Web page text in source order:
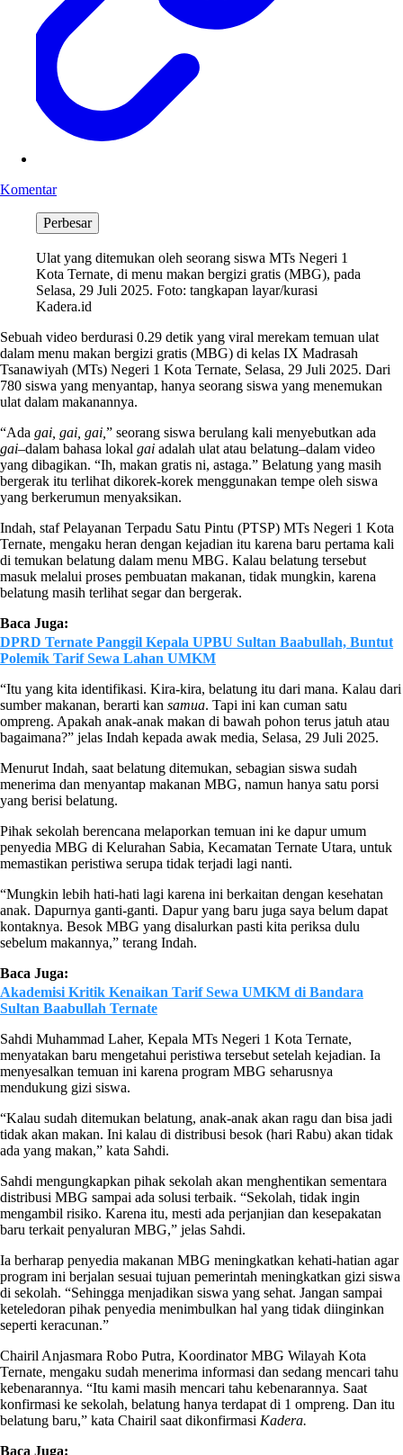
Komentar
Perbesar
Ulat yang ditemukan oleh seorang siswa MTs Negeri 1
Kota Ternate, di menu makan bergizi gratis (MBG), pada
Selasa, 29 Juli 2025. Foto: tangkapan layar/kurasi
Kadera.id
Sebuah video berdurasi 0.29 detik yang viral merekam temuan ulat
dalam menu makan bergizi gratis (MBG) di kelas IX Madrasah
Tsanawiyah (MTs) Negeri 1 Kota Ternate, Selasa, 29 Juli 2025. Dari
780 siswa yang menyantap, hanya seorang siswa yang menemukan
ulat dalam makanannya.
“Ada gai, gai, gai, ” seorang siswa berulang kali menyebutkan ada
gai–dalam bahasa lokal gai adalah ulat atau belatung–dalam video
yang dibagikan. “Ih, makan gratis ni, astaga.” Belatung yang masih
bergerak itu terlihat dikorek-korek menggunakan tempe oleh siswa
yang berkerumun menyaksikan.
Indah, staf Pelayanan Terpadu Satu Pintu (PTSP) MTs Negeri 1 Kota
Ternate, mengaku heran dengan kejadian itu karena baru pertama kali
di temukan belatung dalam menu MBG. Kalau belatung tersebut
masuk melalui proses pembuatan makanan, tidak mungkin, karena
belatung masih terlihat segar dan bergerak.
Baca Juga:
DPRD Ternate Panggil Kepala UPBU Sultan Baabullah, Buntut
Polemik Tarif Sewa Lahan UMKM
“Itu yang kita identifikasi. Kira-kira, belatung itu dari mana. Kalau dari
sumber makanan, berarti kan samua. Tapi ini kan cuman satu
ompreng. Apakah anak-anak makan di bawah pohon terus jatuh atau
bagaimana?” jelas Indah kepada awak media, Selasa, 29 Juli 2025.
Menurut Indah, saat belatung ditemukan, sebagian siswa sudah
menerima dan menyantap makanan MBG, namun hanya satu porsi
yang berisi belatung.
Pihak sekolah berencana melaporkan temuan ini ke dapur umum
penyedia MBG di Kelurahan Sabia, Kecamatan Ternate Utara, untuk
memastikan peristiwa serupa tidak terjadi lagi nanti.
“Mungkin lebih hati-hati lagi karena ini berkaitan dengan kesehatan
anak. Dapurnya ganti-ganti. Dapur yang baru juga saya belum dapat
kontaknya. Besok MBG yang disalurkan pasti kita periksa dulu
sebelum makannya,” terang Indah.
Baca Juga:
Akademisi Kritik Kenaikan Tarif Sewa UMKM di Bandara
Sultan Baabullah Ternate
Sahdi Muhammad Laher, Kepala MTs Negeri 1 Kota Ternate,
menyatakan baru mengetahui peristiwa tersebut setelah kejadian. Ia
menyesalkan temuan ini karena program MBG seharusnya
mendukung gizi siswa.
“Kalau sudah ditemukan belatung, anak-anak akan ragu dan bisa jadi
tidak akan makan. Ini kalau di distribusi besok (hari Rabu) akan tidak
ada yang makan,” kata Sahdi.
Sahdi mengungkapkan pihak sekolah akan menghentikan sementara
distribusi MBG sampai ada solusi terbaik. “Sekolah, tidak ingin
mengambil risiko. Karena itu, mesti ada perjanjian dan kesepakatan
baru terkait penyaluran MBG,” jelas Sahdi.
Ia berharap penyedia makanan MBG meningkatkan kehati-hatian agar
program ini berjalan sesuai tujuan pemerintah meningkatkan gizi siswa
di sekolah. “Sehingga menjadikan siswa yang sehat. Jangan sampai
keteledoran pihak penyedia menimbulkan hal yang tidak diinginkan
seperti keracunan.”
Chairil Anjasmara Robo Putra, Koordinator MBG Wilayah Kota
Ternate, mengaku sudah menerima informasi dan sedang mencari tahu
kebenarannya. “Itu kami masih mencari tahu kebenarannya. Saat
konfirmasi ke sekolah, belatung hanya terdapat di 1 ompreng. Dan itu
belatung baru,” kata Chairil saat dikonfirmasi Kadera.
Baca Juga: